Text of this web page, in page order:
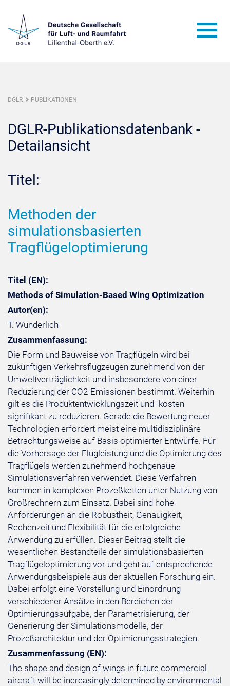
DGLR PUBLIKATIONEN
DGLR-Publikationsdatenbank -
Detailansicht
Titel:
Methoden der
simulationsbasierten
Tragflügeloptimierung
Titel (EN):
Methods of Simulation-Based Wing Optimization
Autor(en):
T. Wunderlich
Zusammenfassung:
Die Form und Bauweise von Tragflügeln wird bei
zukünftigen Verkehrsflugzeugen zunehmend von der
Umweltverträglichkeit und insbesondere von einer
Reduzierung der CO2-Emissionen bestimmt. Weiterhin
gilt es die Produktentwicklungszeit und -kosten
signifikant zu reduzieren. Gerade die Bewertung neuer
Technologien erfordert meist eine multidisziplinäre
Betrachtungsweise auf Basis optimierter Entwürfe. Für
die Vorhersage der Flugleistung und die Optimierung des
Tragflügels werden zunehmend hochgenaue
Simulationsverfahren verwendet. Diese Verfahren
kommen in komplexen Prozeßketten unter Nutzung von
Großrechnern zum Einsatz. Dabei sind hohe
Anforderungen an die Robustheit, Genauigkeit,
Rechenzeit und Flexibilität für die erfolgreiche
Anwendung zu erfüllen. Dieser Beitrag stellt die
wesentlichen Bestandteile der simulationsbasierten
Tragflügeloptimierung vor und geht auf entsprechende
Anwendungsbeispiele aus der aktuellen Forschung ein.
Dabei erfolgt eine Vorstellung und Einordnung
verschiedener Ansätze in den Bereichen der
Optimierungsaufgabe, der Parametrisierung, der
Generierung der Simulationsmodelle, der
Prozeßarchitektur und der Optimierungsstrategien.
Zusammenfassung (EN):
The shape and design of wings in future commercial
aircraft will be increasingly determined by environmental